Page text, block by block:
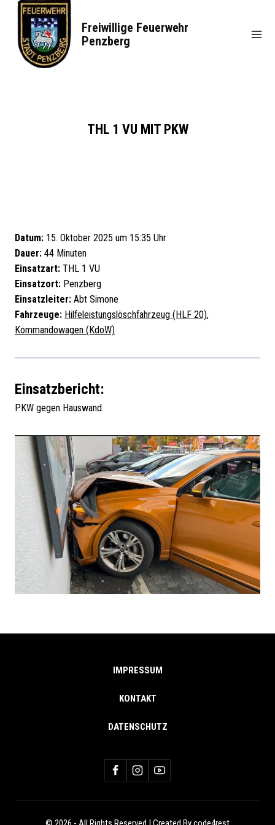
springen
Freiwillige Feuerwehr
Penzberg
THL 1 VU MIT PKW
Datum: 15. Oktober 2025 um 15:35 Uhr
Dauer: 44 Minuten
Einsatzart: THL 1 VU
Einsatzort: Penzberg
Einsatzleiter: Abt Simone
Fahrzeuge: Hilfeleistungslöschfahrzeug (HLF 20),
Kommandowagen (KdoW)
Einsatzbericht:
PKW gegen Hauswand.
IMPRESSUM
KONTAKT
DATENSCHUTZ